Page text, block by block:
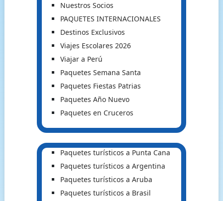
Nuestros Socios
PAQUETES INTERNACIONALES
Destinos Exclusivos
Viajes Escolares 2026
Viajar a Perú
Paquetes Semana Santa
Paquetes Fiestas Patrias
Paquetes Año Nuevo
Paquetes en Cruceros
Paquetes turísticos a Punta Cana
Paquetes turísticos a Argentina
Paquetes turísticos a Aruba
Paquetes turísticos a Brasil